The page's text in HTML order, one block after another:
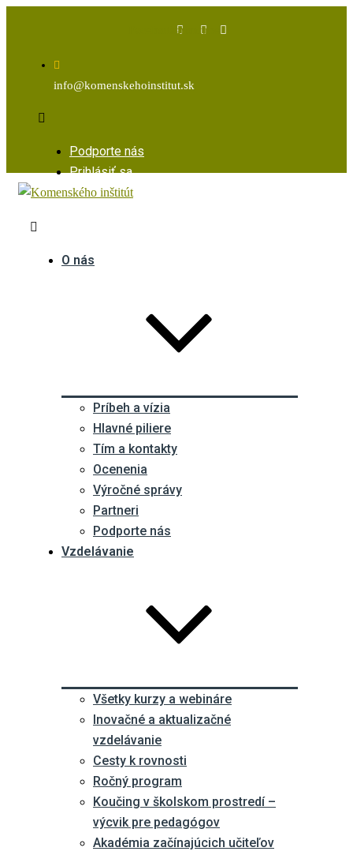
InstagramYoutube
info@komenskehoinstitut.sk
Podporte nás
Prihlásiť sa
O nás
Príbeh a vízia
Hlavné piliere
Tím a kontakty
Ocenenia
Výročné správy
Partneri
Podporte nás
Vzdelávanie
Všetky kurzy a webináre
Inovačné a aktualizačné
vzdelávanie
Cesty k rovnosti
Ročný program
Koučing v školskom prostredí –
výcvik pre pedagógov
Akadémia začínajúcich učiteľov